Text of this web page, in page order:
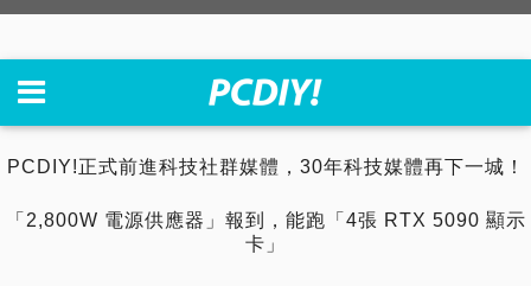
PCDIY!正式前進科技社群媒體，30年科技媒體再下一城！
「2,800W 電源供應器」報到，能跑「4張 RTX 5090 顯示
卡」